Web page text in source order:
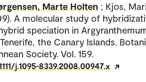
Marte Holten ; Kjos,
A molecular study of
speciation in
the Canary Islands.
Society. Vol. 159.
j.1095-8339.2008.00947.x